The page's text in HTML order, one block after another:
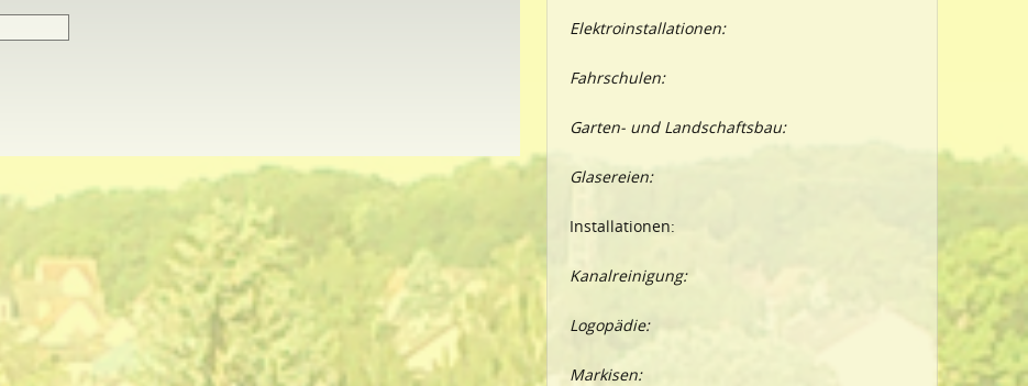
Elektroinstallationen:
Fahrschulen:
Garten- und Landschaftsbau:
Glasereien:
Installationen:
Kanalreinigung:
Logopädie:
Markisen: